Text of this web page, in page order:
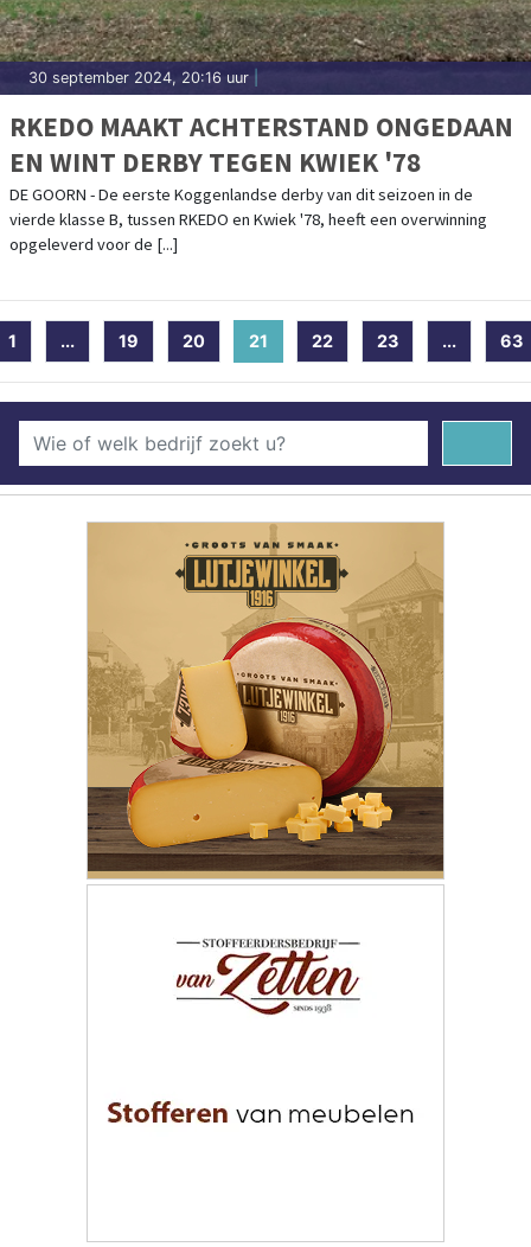
30 september 2024, 20:16 uur
RKEDO MAAKT ACHTERSTAND ONGEDAAN
EN WINT DERBY TEGEN KWIEK '78
DE GOORN - De eerste Koggenlandse derby van dit seizoen in de
vierde klasse B, tussen RKEDO en Kwiek '78, heeft een overwinning
opgeleverd voor de [...]
1 ... 19 20 21 (current)
22 23 ... 63